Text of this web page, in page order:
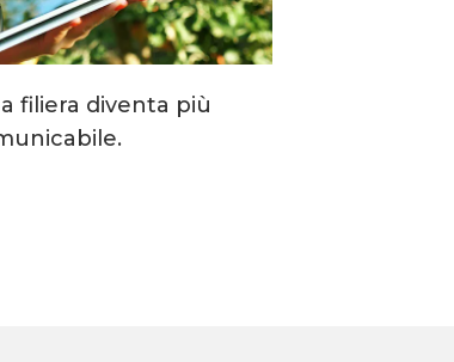
filiera diventa più